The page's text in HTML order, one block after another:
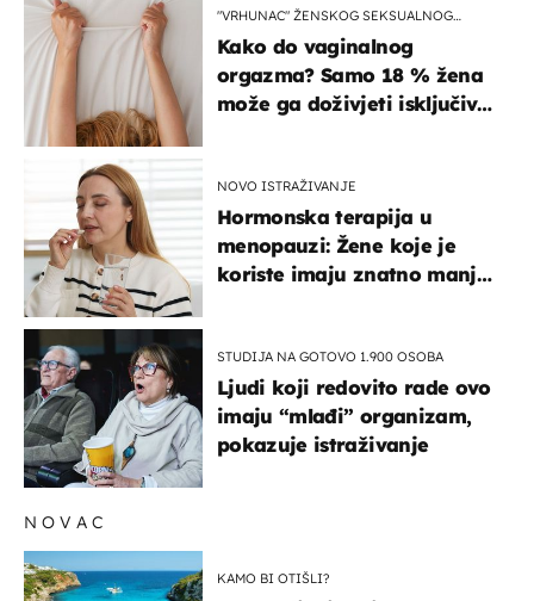
"VRHUNAC" ŽENSKOG SEKSUALNOG
Kako do vaginalnog
orgazma? Samo 18 % žena
može ga doživjeti isključivo
NOVO ISTRAŽIVANJE
Hormonska terapija u
menopauzi: Žene koje je
koriste imaju znatno manji
STUDIJA NA GOTOVO 1.900 OSOBA
Ljudi koji redovito rade ovo
imaju “mlađi” organizam,
pokazuje istraživanje
NOVAC
KAMO BI OTIŠLI?